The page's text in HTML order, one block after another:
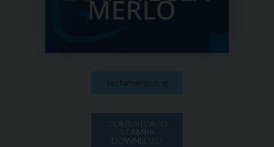
teclamerlo.org
COMUNICATO
STAMPA
DOWNLOAD